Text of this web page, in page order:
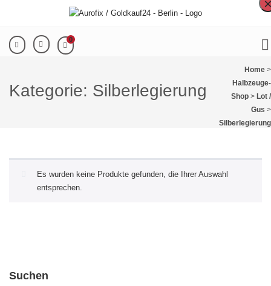
0
Kategorie: Silberlegierung
Home >
Halbzeuge-
Shop > Lot /
Gus >
Silberlegierung
Es wurden keine Produkte gefunden, die Ihrer Auswahl
entsprechen.
Suchen